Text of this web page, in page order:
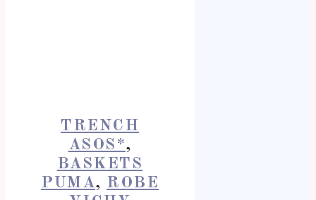
TRENCH
ASOS*,
BASKETS
PUMA, ROBE